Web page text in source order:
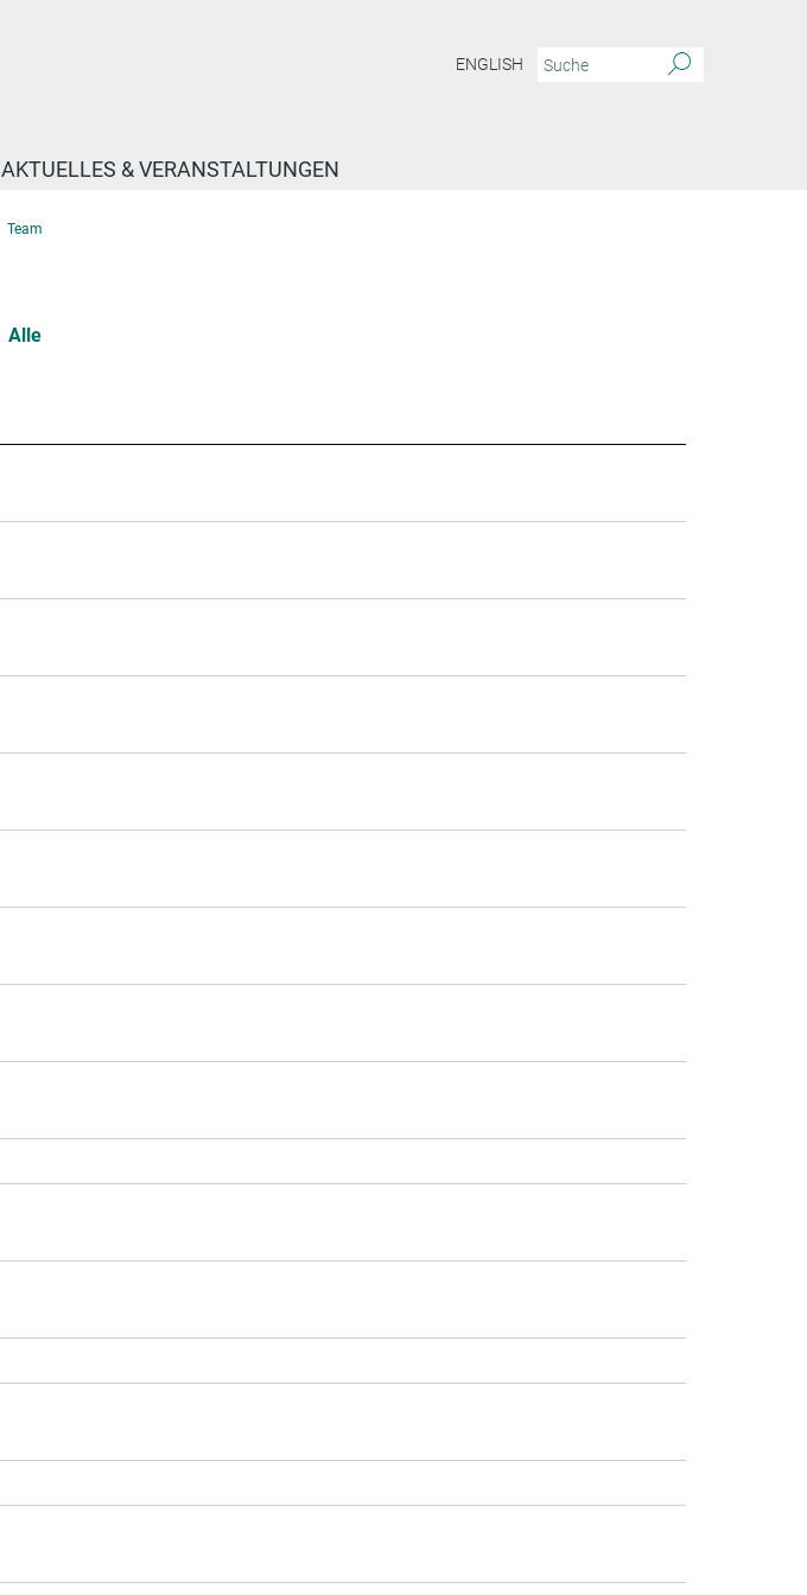
ENGLISH
AKTUELLES & VERANSTALTUNGEN
Team
Alle